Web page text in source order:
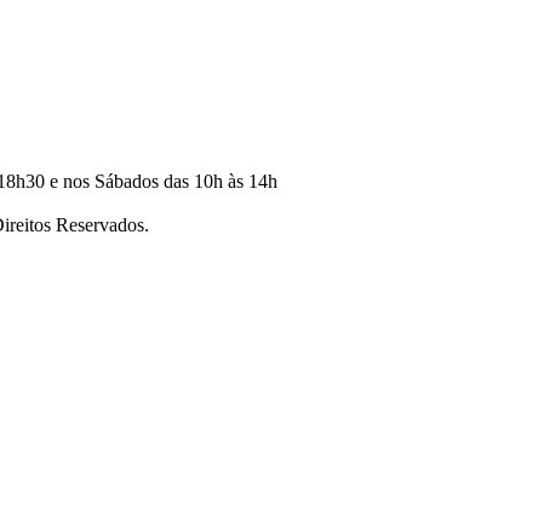
e nos Sábados das 10h às 14h
Reservados.